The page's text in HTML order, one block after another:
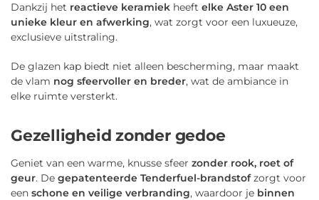
Dankzij het reactieve keramiek heeft elke Aster 10 een
unieke kleur en afwerking, wat zorgt voor een luxueuze,
exclusieve uitstraling.
De glazen kap biedt niet alleen bescherming, maar maakt
de vlam nog sfeervoller en breder, wat de ambiance in
elke ruimte versterkt.
Gezelligheid zonder gedoe
Geniet van een warme, knusse sfeer zonder rook, roet of
geur. De gepatenteerde Tenderfuel-brandstofzorgt voor
een schone en veilige verbranding, waardoor je binnen